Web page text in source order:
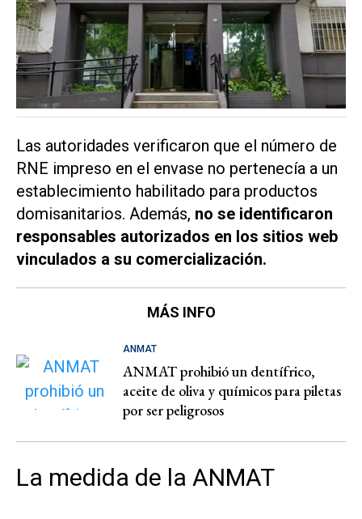
Las autoridades verificaron que el número de
RNE impreso en el envase no pertenecía a un
establecimiento habilitado para productos
domisanitarios. Además, no se identificaron
responsables autorizados en los sitios web
vinculados a su comercialización.
MÁS INFO
ANMAT
ANMAT prohibió un dentífrico,
aceite de oliva y químicos para piletas
por ser peligrosos
La medida de la ANMAT